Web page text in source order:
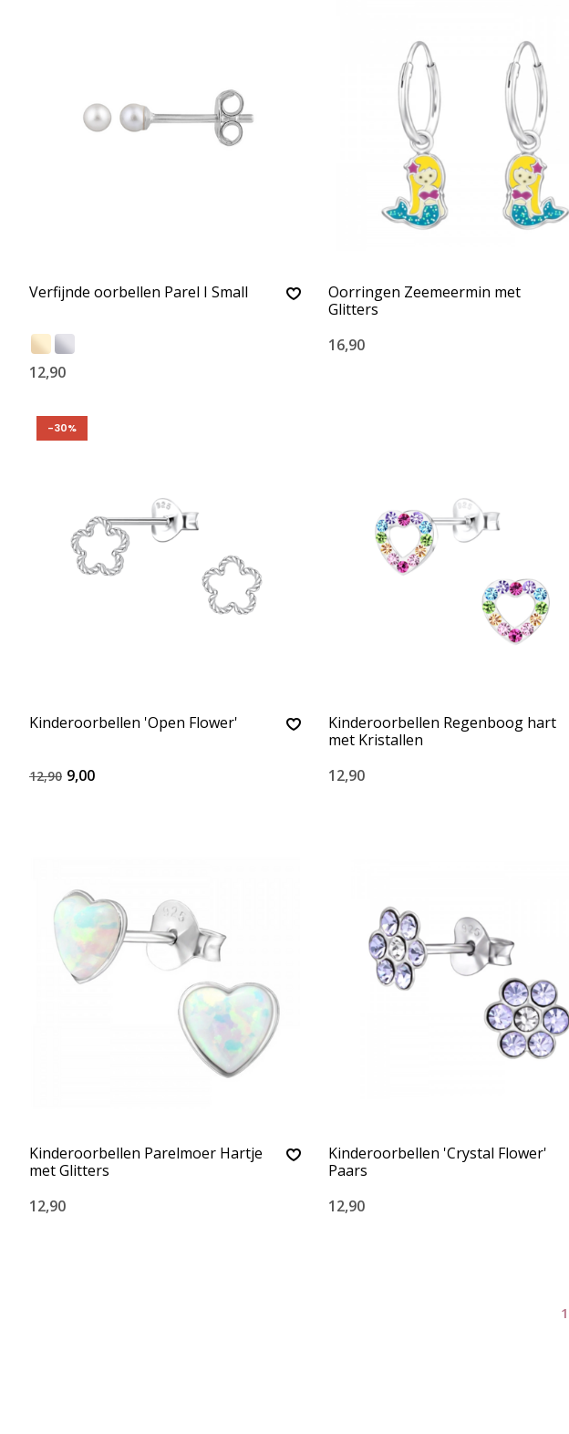
Verfijnde oorbellen Parel I Small
12,90
Oorringen Zeemeermin met
Glitters
16,90
-30%
Kinderoorbellen 'Open Flower'
12,90 9,00
Kinderoorbellen Regenboog hart
met Kristallen
12,90
Kinderoorbellen Parelmoer Hartje
met Glitters
12,90
Kinderoorbellen 'Crystal Flower'
Paars
12,90
1